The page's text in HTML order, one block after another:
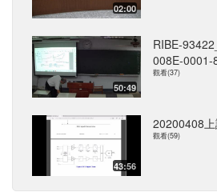
02:00
50:49
RIBE-
008E-0001-
觀看(37)
43:56
20200408
觀看(59)